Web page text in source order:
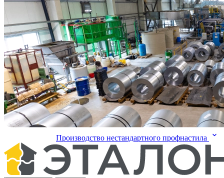
Производство нестандартного профнастила